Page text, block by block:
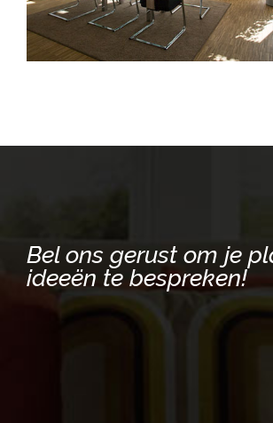
Bel ons gerust om je
ideeën te bespreken!